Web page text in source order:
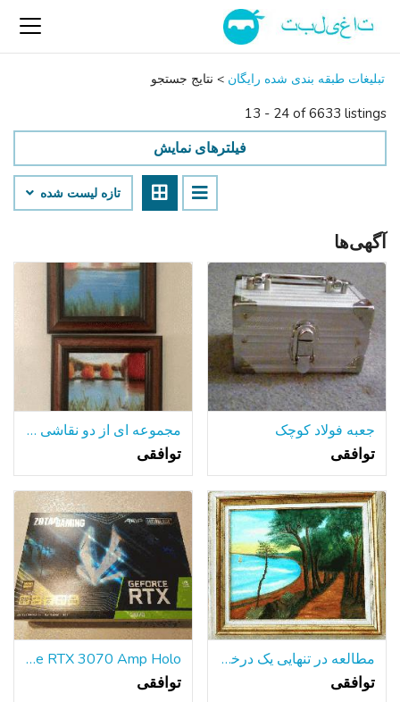
تبلیغات طبقه بندی شده رایگان > نتایج جستجو
13 - 24 of 6633 listings
فیلترهای نمایش
تازه لیست شده
آگهی‌ها
جعبه فولاد کوچک
توافقی
مجموعه ای از دو نقاشی رنگ و روغن قاب
توافقی
مطالعه در تنهایی یک درخت تنها-در میان بسیاری از دریاچه.
توافقی
ZOTAC GAMING GeForce RTX 3070 Amp Holo - جدید در جعبه
توافقی